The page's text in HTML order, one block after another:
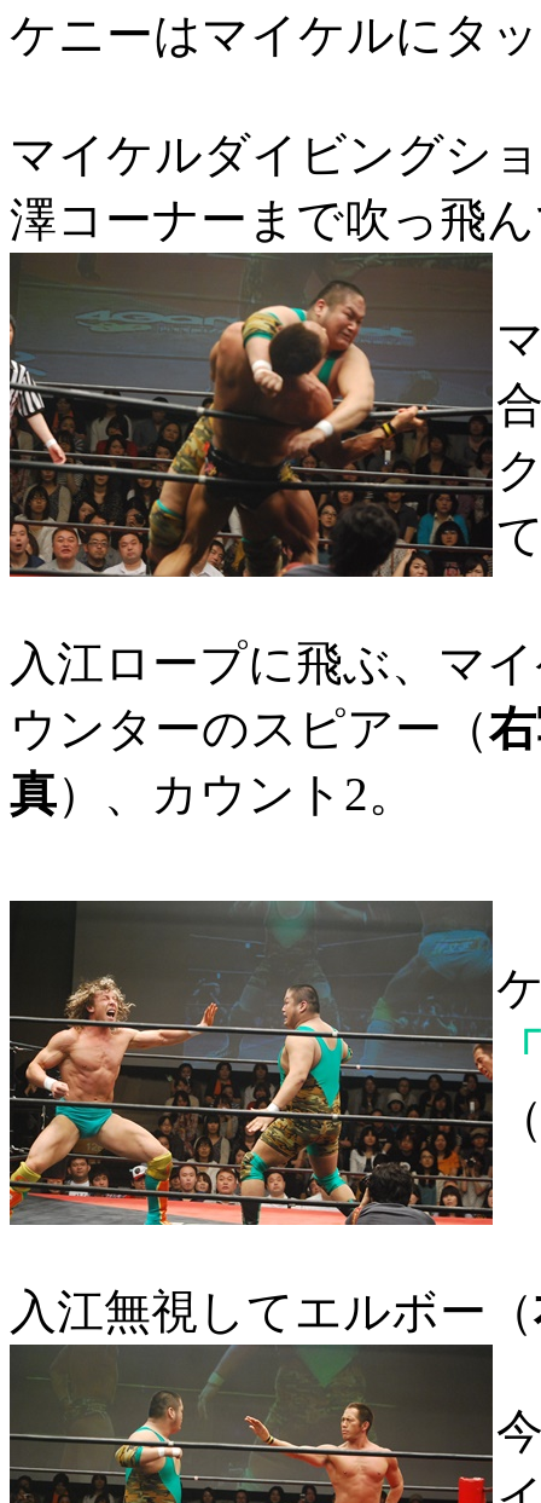
ケニーはマイケルにタ
マイケルダイビングシ
澤コーナーまで吹っ飛
入江ロープに飛ぶ、マ
ウンターのスピアー（
真）、カウント2。
入江無視してエルボー（